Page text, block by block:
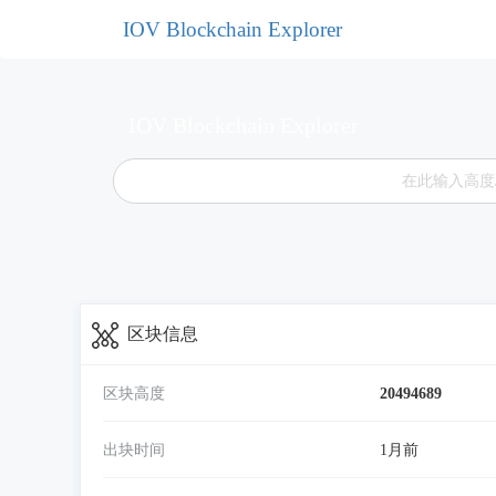
IOV Blockchain Explorer
区块信息
区块高度 20494689
出块时间 1月前